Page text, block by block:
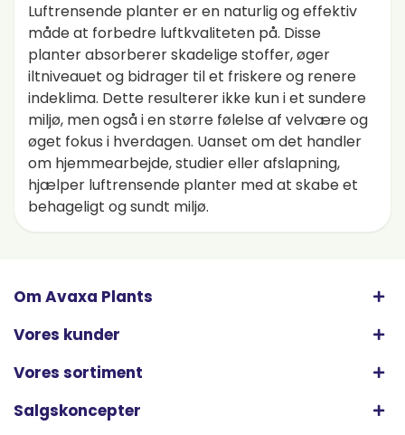
Luftrensende planter er en naturlig og effektiv
måde at forbedre luftkvaliteten på. Disse
planter absorberer skadelige stoffer, øger
iltniveauet og bidrager til et friskere og renere
indeklima. Dette resulterer ikke kun i et sundere
miljø, men også i en større følelse af velvære og
øget fokus i hverdagen. Uanset om det handler
om hjemmearbejde, studier eller afslapning,
hjælper luftrensende planter med at skabe et
behageligt og sundt miljø.
Om Avaxa Plants
Vores kunder
Vores sortiment
Salgskoncepter